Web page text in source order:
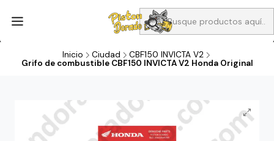
Aprovecha Compra 1 Aceites Full sintético o 1 Aceite semi
sintetico y el filtro de aire verde para la CB190R o CBF160M a 13
Inicio Ciudad
CBF150 INVICTA V2
Grifo de combustible CBF150 INVICTA V2 Honda Original